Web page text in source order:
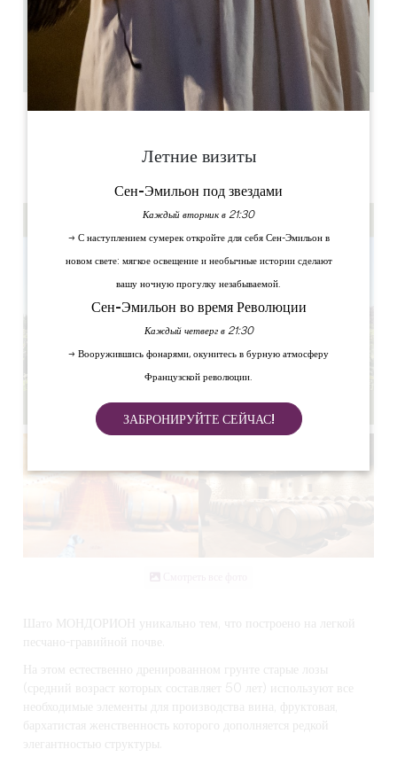
Шато МОНДОРИОН уникально тем, что построено на легкой
песчано-гравийной почве.
На этом естественно дренированном грунте старые лозы
(средний возраст которых составляет 50 лет) используют все
необходимые элементы для производства вина, фруктовая,
бархатистая женственность которого дополняется редкой
элегантностью структуры.
3.1 km
1h
Скопируйте GPS-код
Летние визиты
Сен-Эмильон под звездами
Каждый вторник в 21:30
→ С наступлением сумерек откройте для себя Сен-Эмильон в
новом свете: мягкое освещение и необычные истории сделают
вашу ночную прогулку незабываемой.
Сен-Эмильон во время Революции
Каждый четверг в 21:30
→ Вооружившись фонарями, окунитесь в бурную атмосферу
Французской революции.
ЗАБРОНИРУЙТЕ СЕЙЧАС!